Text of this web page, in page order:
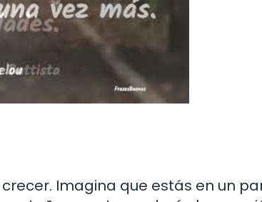
Imagina que estás en un